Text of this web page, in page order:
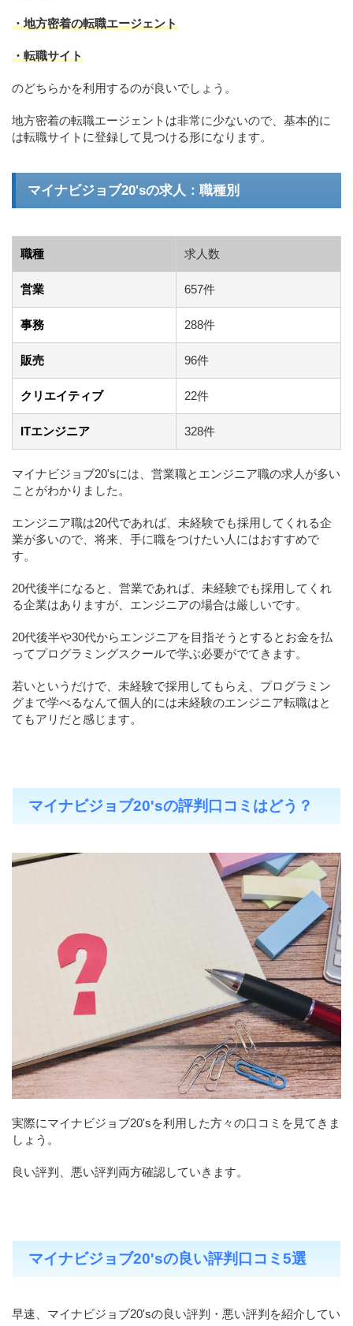
・地方密着の転職エージェント
・転職サイト
のどちらかを利用するのが良いでしょう。
地方密着の転職エージェントは非常に少ないので、基本的に
は転職サイトに登録して見つける形になります。
マイナビジョブ20'sの求人：職種別
職種 求人数
営業 657件
事務 288件
販売 96件
クリエイティブ 22件
ITエンジニア 328件
マイナビジョブ20'sには、営業職とエンジニア職の求人が多い
ことがわかりました。
エンジニア職は20代であれば、未経験でも採用してくれる企
業が多いので、将来、手に職をつけたい人にはおすすめで
す。
20代後半になると、営業であれば、未経験でも採用してくれ
る企業はありますが、エンジニアの場合は厳しいです。
20代後半や30代からエンジニアを目指そうとするとお金を払
ってプログラミングスクールで学ぶ必要がでてきます。
若いというだけで、未経験で採用してもらえ、プログラミン
グまで学べるなんて個人的には未経験のエンジニア転職はと
てもアリだと感じます。
マイナビジョブ20'sの評判口コミはどう？
実際にマイナビジョブ20'sを利用した方々の口コミを見てきま
しょう。
良い評判、悪い評判両方確認していきます。
マイナビジョブ20'sの良い評判口コミ5選
早速、マイナビジョブ20'sの良い評判・悪い評判を紹介してい